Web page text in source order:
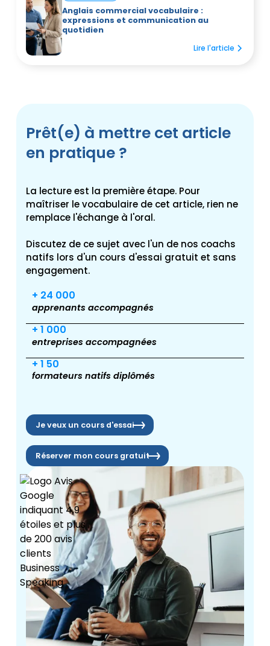
Anglais commercial vocabulaire :
expressions et communication au
quotidien
Lire l'article
Prêt(e) à mettre cet article
en pratique ?
La lecture est la première étape. Pour
maîtriser le vocabulaire de cet article, rien ne
remplace l'échange à l'oral.
Discutez de ce sujet avec l'un de nos coachs
natifs lors d'un cours d'essai gratuit et sans
engagement.
+ 24 000
apprenants accompagnés
+ 1 000
entreprises accompagnées
+ 1 50
formateurs natifs diplômés
Je veux un cours d'essai
Réserver mon cours gratuit